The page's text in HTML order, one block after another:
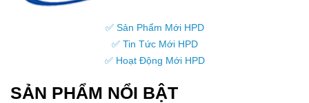
✅ Sản Phẩm Mới HPD
✅ Tin Tức Mới HPD
✅ Hoạt Động Mới HPD
SẢN PHẨM NỔI BẬT